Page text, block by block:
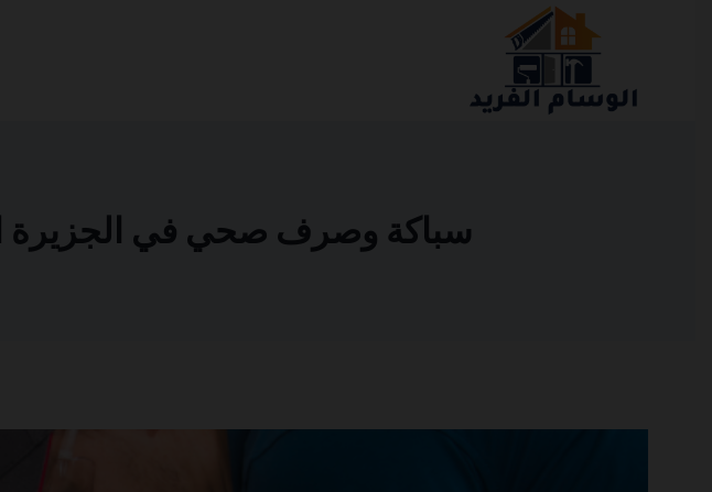
سباكة وصرف صحي في الجزيرة الحمراء